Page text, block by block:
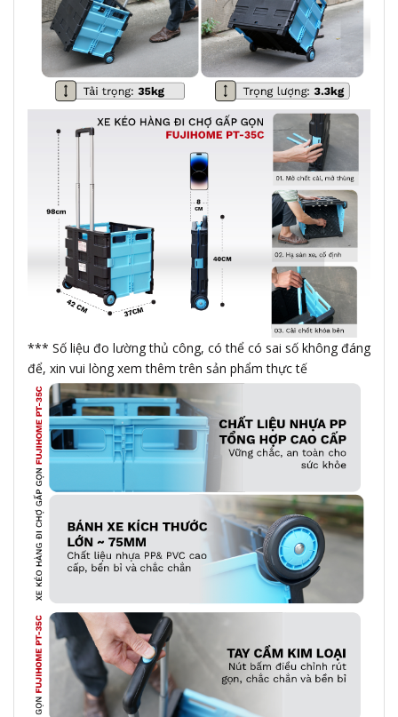
*** Số liệu đo lường thủ công, có thể có sai số không đáng
để, xin vui lòng xem thêm trên sản phẩm thực tế